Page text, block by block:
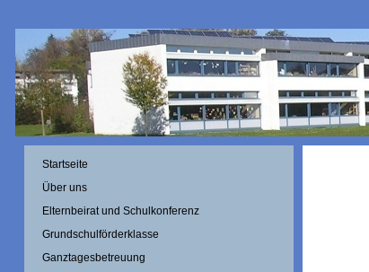
Startseite
Über uns
Elternbeirat und Schulkonferenz
Grundschulförderklasse
Ganztagesbetreuung